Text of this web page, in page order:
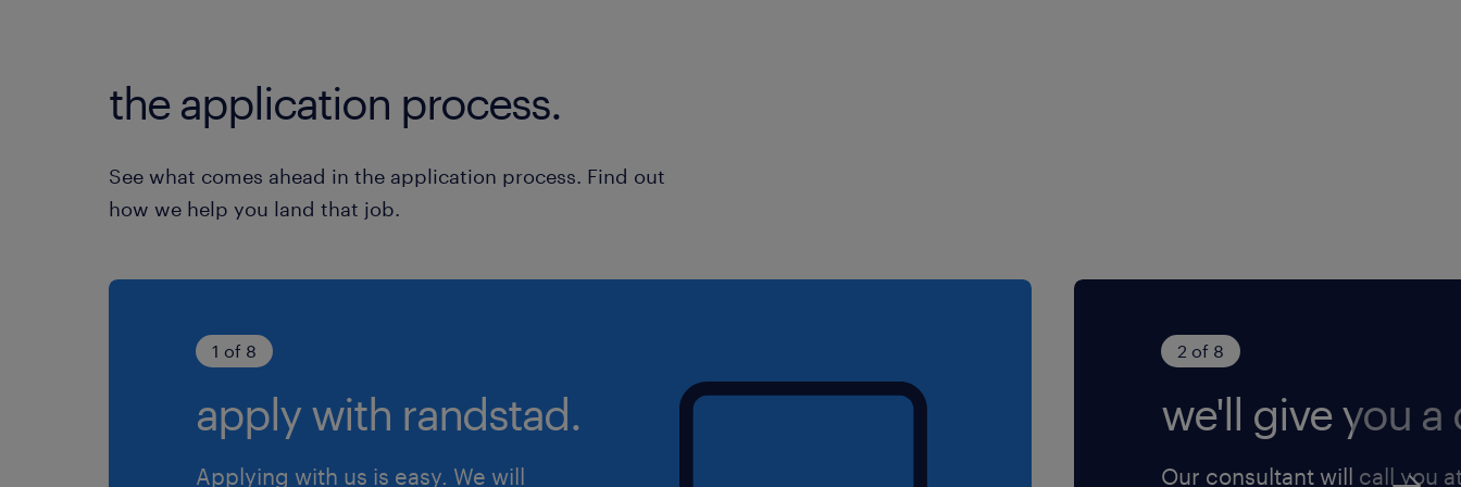
responsabile selezioni Permanent Filiale di Sacile.
aperta a qualsiasi persona nel rispetto della diversity e
the application process.
See what comes ahead in the application process. Find out
how we help you land that job.
1 of 8
apply with randstad.
Applying with us is easy. We will
2 of 8
we'll give you a
Our consultant will call you